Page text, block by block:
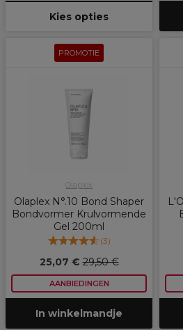
Kies opties
PROMOTIE
Olaplex
Olaplex N°.10 Bond Shaper
Bondvormer Krulvormende
Gel 200ml
(3)
25,07 €29,50 €
AANBIEDINGEN
In winkelmandje